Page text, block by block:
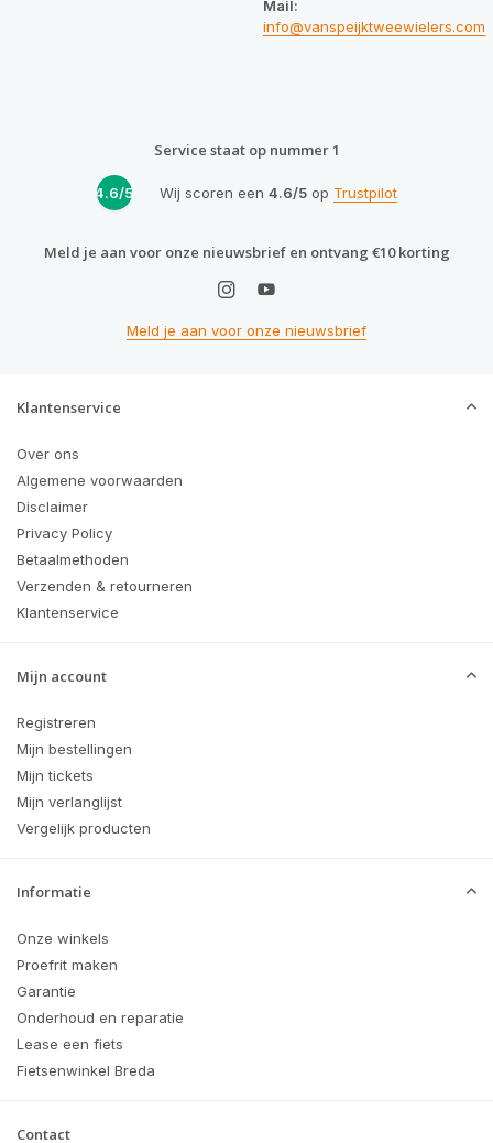
Mail:
info@vanspeijktweewielers.com
Service staat op nummer 1
4.6/5 Wij scoren een 4.6/5op Trustpilot
Meld je aan voor onze nieuwsbrief en ontvang €10 korting
Meld je aan voor onze nieuwsbrief
Klantenservice
Over ons
Algemene voorwaarden
Disclaimer
Privacy Policy
Betaalmethoden
Verzenden & retourneren
Klantenservice
Mijn account
Registreren
Mijn bestellingen
Mijn tickets
Mijn verlanglijst
Vergelijk producten
Informatie
Onze winkels
Proefrit maken
Garantie
Onderhoud en reparatie
Lease een fiets
Fietsenwinkel Breda
Contact